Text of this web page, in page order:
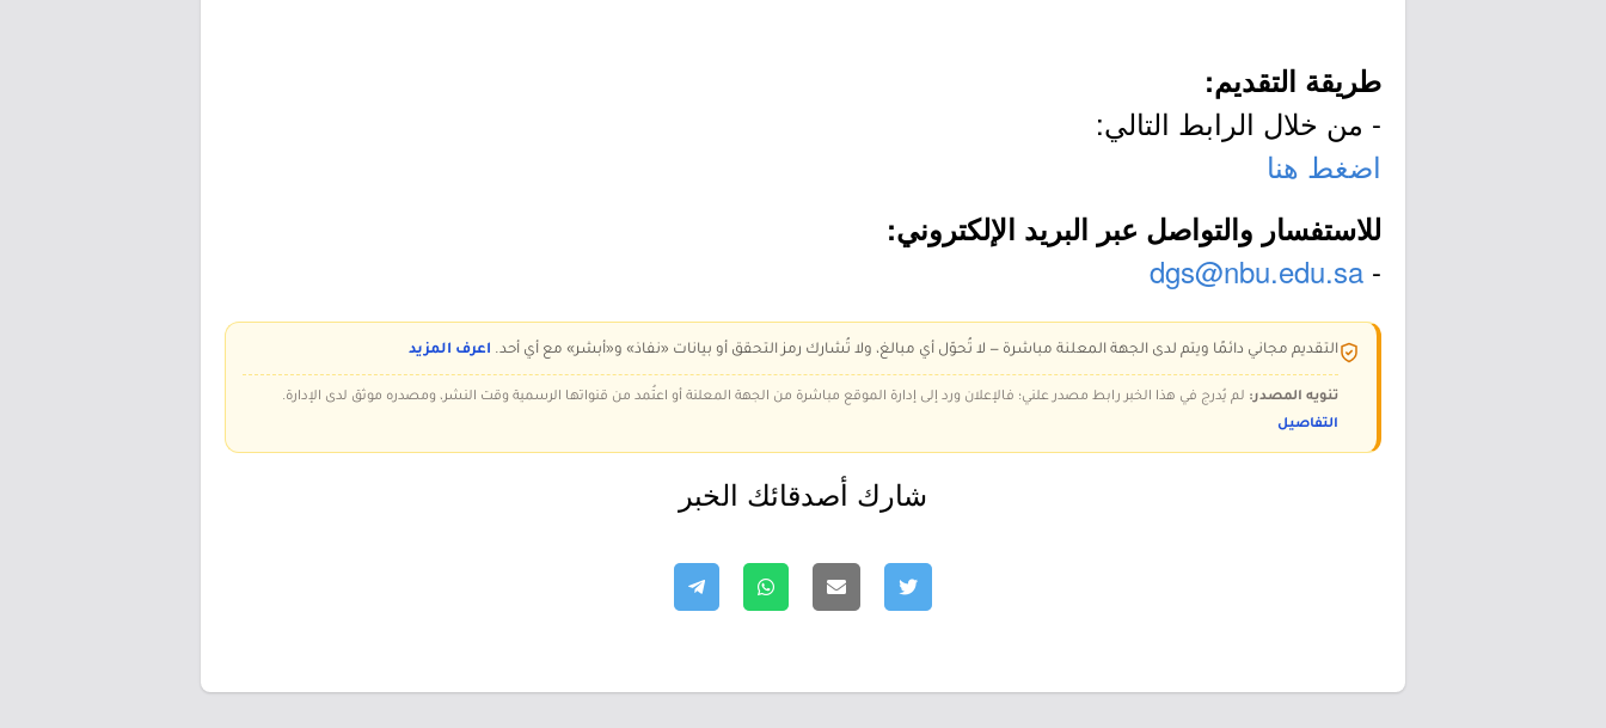
طريقة التقديم:
- من خلال الرابط التالي:
اضغط هنا
للاستفسار والتواصل عبر البريد الإلكتروني:
-
dgs@nbu.edu.sa
التقديم مجاني دائمًا ويتم لدى الجهة المعلنة مباشرة — لا تُحوّل أي مبالغ، ولا تُشارك رمز التحقق أو بيانات «نفاذ» و«أبشر» مع أي أحد. اعرف المزيد
تنويه المصدر: لم يُدرج في هذا الخبر رابط مصدر علني؛ فالإعلان ورد إلى إدارة الموقع مباشرة من الجهة المعلنة أو اعتُمد من قنواتها الرسمية وقت النشر، ومصدره موثق لدى الإدارة.
التفاصيل
شارك أصدقائك الخبر